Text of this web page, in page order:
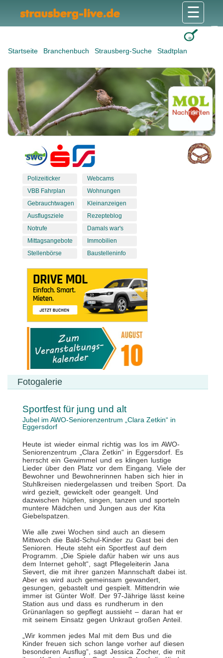
Startseite Branchenbuch Strausberg-Suche Stadtplan
☰
Polizeiticker
VBB Fahrplan
Gebrauchtwagen
Ausflugsziele
Notrufe
Mittagsangebote
Stellenbörse
Webcams
Wohnungen
Kleinanzeigen
Rezepteblog
Damals war's
Immobilien
Baustelleninfo
Fotogalerie
Sportfest für jung und alt
Jubel im AWO-Seniorenzentrum „Clara Zetkin“ in
Eggersdorf
Heute ist wieder einmal richtig was los im AWO-
Seniorenzentrum „Clara Zetkin“ in Eggersdorf. Es
herrscht ein Gewimmel und es klingen lustige
Lieder über den Platz vor dem Eingang. Viele der
Bewohner und Bewohnerinnen haben sich hier in
Stuhlkreisen niedergelassen und treiben Sport. Da
wird gezielt, gewickelt oder geangelt. Und
dazwischen hüpfen, singen, tanzen und sporteln
muntere Mädchen und Jungen aus der Kita
Giebelspatzen.
Wie alle zwei Wochen sind auch an diesem
Mittwoch die Bald-Schul-Kinder zu Gast bei den
Senioren. Heute steht ein Sportfest auf dem
Programm. „Die Spiele dafür haben wir uns aus
dem Internet geholt“, sagt Pflegeleiterin Jana
Sievert, die mit ihrer ganzen Mannschaft dabei ist.
Aber es wird auch gemeinsam gewandert,
gesungen, gebastelt und gespielt. Mittendrin wie
immer ist Günter Wolf. Der 97-Jährige lässt keine
Station aus und dass es rundherum in den
Grünanlagen so gepflegt aussieht – daran hat er
mit seinem Einsatz gegen Unkraut großen Anteil.
„Wir kommen jedes Mal mit dem Bus und die
Kinder freuen sich schon lange vorher auf diesen
besonderen Ausflug“, sagt Jessica Zocher, die mit